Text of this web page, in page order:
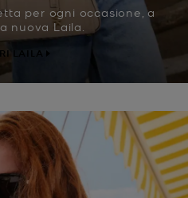
per ogni occasione, a
nuova Laila.
LAILA